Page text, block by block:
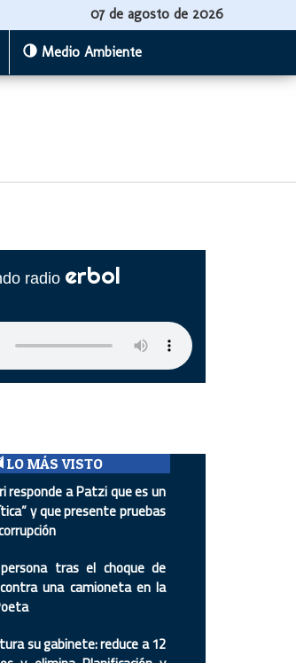
07 de agosto de 2026
Medio Ambiente
radio erbol
LO MÁS VISTO
responde a Patzi que es un
y que presente pruebas
tras el choque de
una camioneta en la
su gabinete: reduce a 12